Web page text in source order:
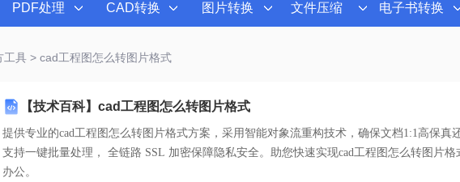
PDF处理 CAD转换 图片转换 文件压缩 电子书转换
工具> cad工程图怎么转图片格式
【技术百科】cad工程图怎么转图片格式
提供专业的cad工程图怎么转图片格式方案，采用智能对象流重构技术，确保文档1:1高保真
支持一键批量处理， 全链路 SSL 加密保障隐私安全。助您快速实现cad工程图怎么转图片格
办公。